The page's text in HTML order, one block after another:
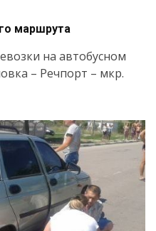
маршрута
на автобусном
– Речпорт – мкр.